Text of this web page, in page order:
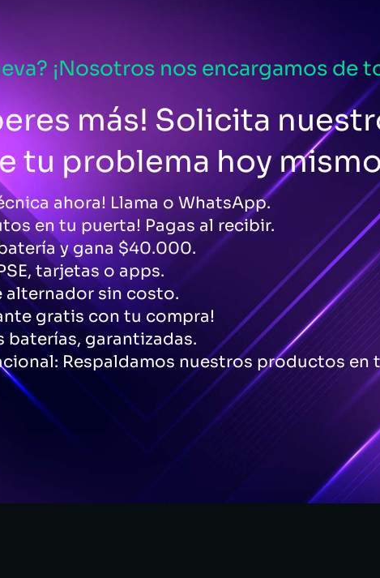
¡Nosotros nos encargamos de
más! Solicita
tu problema hoy
ahora! Llama o WhatsApp.
en tu puerta! Pagas al recibir.
y gana $40.000.
tarjetas o apps.
alternador sin costo.
gratis con tu compra!
baterías, garantizadas.
Respaldamos nuestros productos en